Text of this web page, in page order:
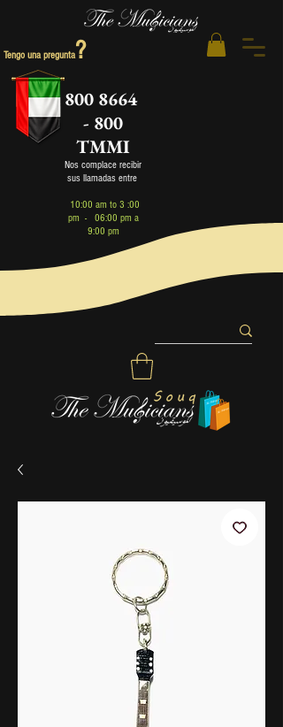
Tengo una pregunta?
800 8664
- 800
TMMI
Nos complace recibir
sus llamadas entre
1 0:00 am to 3 :00
pm - 06:00 pm a
9:00 pm